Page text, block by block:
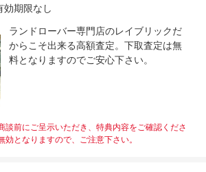
効期限なし
ランドローバー専門店のレイブリックだ
からこそ出来る高額査定。下取査定は無
料となりますのでご安心下さい。
前にご呈示いただき、特典内容をご確認くださ
効となりますので、ご注意下さい。